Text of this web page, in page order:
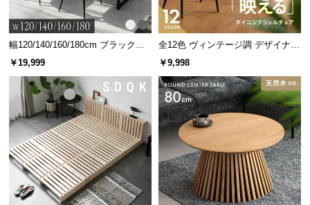
幅120/140/160/180cm ブラックフ
レーム ダイニング 大理石調 4人掛
￥19,999
全12色 ヴィンテージ調 デザイナー
ズシェルチェア
￥9,998